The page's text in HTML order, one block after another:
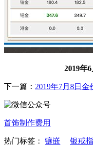
2019年
下一篇： 2019年7月8日金
首饰制作费用
热门标签： 镶嵌 银戒指